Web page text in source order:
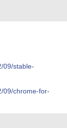
09/stable-
09/chrome-for-